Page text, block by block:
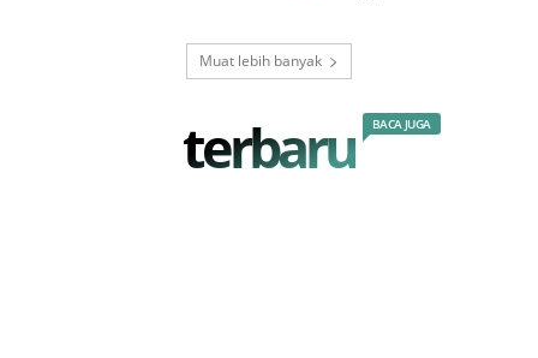
Muat lebih banyak
terbaru BACA JUGA